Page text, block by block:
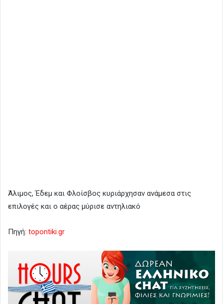
Άλιμος, Έδεμ και Φλοίσβος κυριάρχησαν ανάμεσα στις
επιλογές και ο αέρας μύρισε αντηλιακό
Πηγή: topontiki.gr